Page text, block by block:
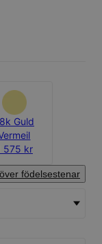
Guld
575 kr
födelsestenar